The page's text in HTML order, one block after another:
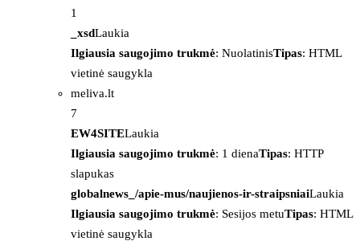
1
_xsdLaukia
Ilgiausia saugojimo trukmė: NuolatinisTipas: HTML
vietinė saugykla
meliva.lt
7
EW4SITELaukia
Ilgiausia saugojimo trukmė: 1 dienaTipas: HTTP
slapukas
globalnews_/apie-mus/naujienos-ir-straipsniaiLaukia
Ilgiausia saugojimo trukmė: Sesijos metuTipas: HTML
vietinė saugykla